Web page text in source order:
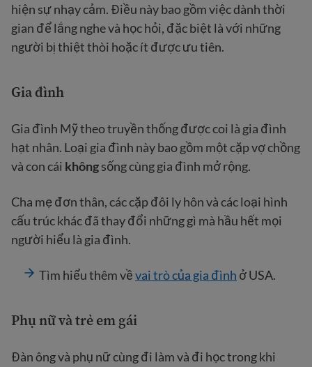
hiện sự nhạy cảm. Điều này bao gồm việc dành thời
gian để lắng nghe và học hỏi, đặc biệt là với những
người bị thiệt thòi hoặc ít được ưu tiên.
Gia đình
Gia đình Mỹ theo truyền thống được coi là gia đình
hạt nhân. Loại gia đình này bao gồm một cặp vợ chồng
và con cái khôngsống cùng gia đình mở rộng.
Cha mẹ đơn thân, các cặp đôi ly hôn và các loại hình
cấu trúc khác đã thay đổi những gì mà hầu hết mọi
người hiểu là gia đình.
Tìm hiểu thêm vềvai trò của gia đình ở USA.
Phụ nữ và trẻ em gái
Đàn ông và phụ nữ cùng đi làm và đi học trong khi